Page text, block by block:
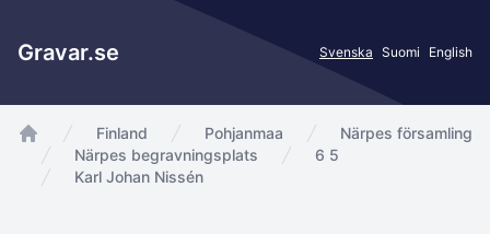
Gravar.se Svenska Suomi English
app.Start
Finland Pohjanmaa
Närpes församling
Närpes begravningsplats
6 5
Karl Johan Nissén